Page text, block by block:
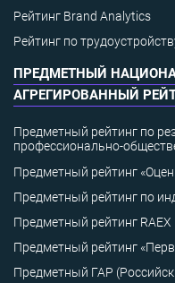
Рейтинг Brand Analytics
Рейтинг по
ПРЕДМЕТНЫЙ
АГРЕГИРОВАННЫЙ
Предметный рейтинг по
профессионально-
Предметный рейтинг
Предметный рейтинг по
Предметный рейтинг RAEX
Предметный рейтинг
Предметный ГАР